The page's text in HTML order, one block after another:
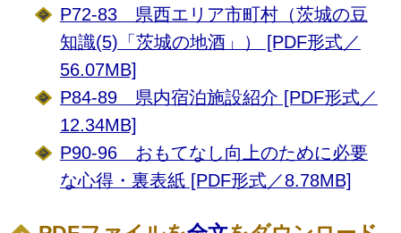
P72-83 県西エリア市町村（茨城の豆
知識(5)「茨城の地酒」） [PDF形式／
56.07MB]
P84-89 県内宿泊施設紹介 [PDF形式／
12.34MB]
P90-96 おもてなし向上のために必要
な心得・裏表紙 [PDF形式／8.78MB]